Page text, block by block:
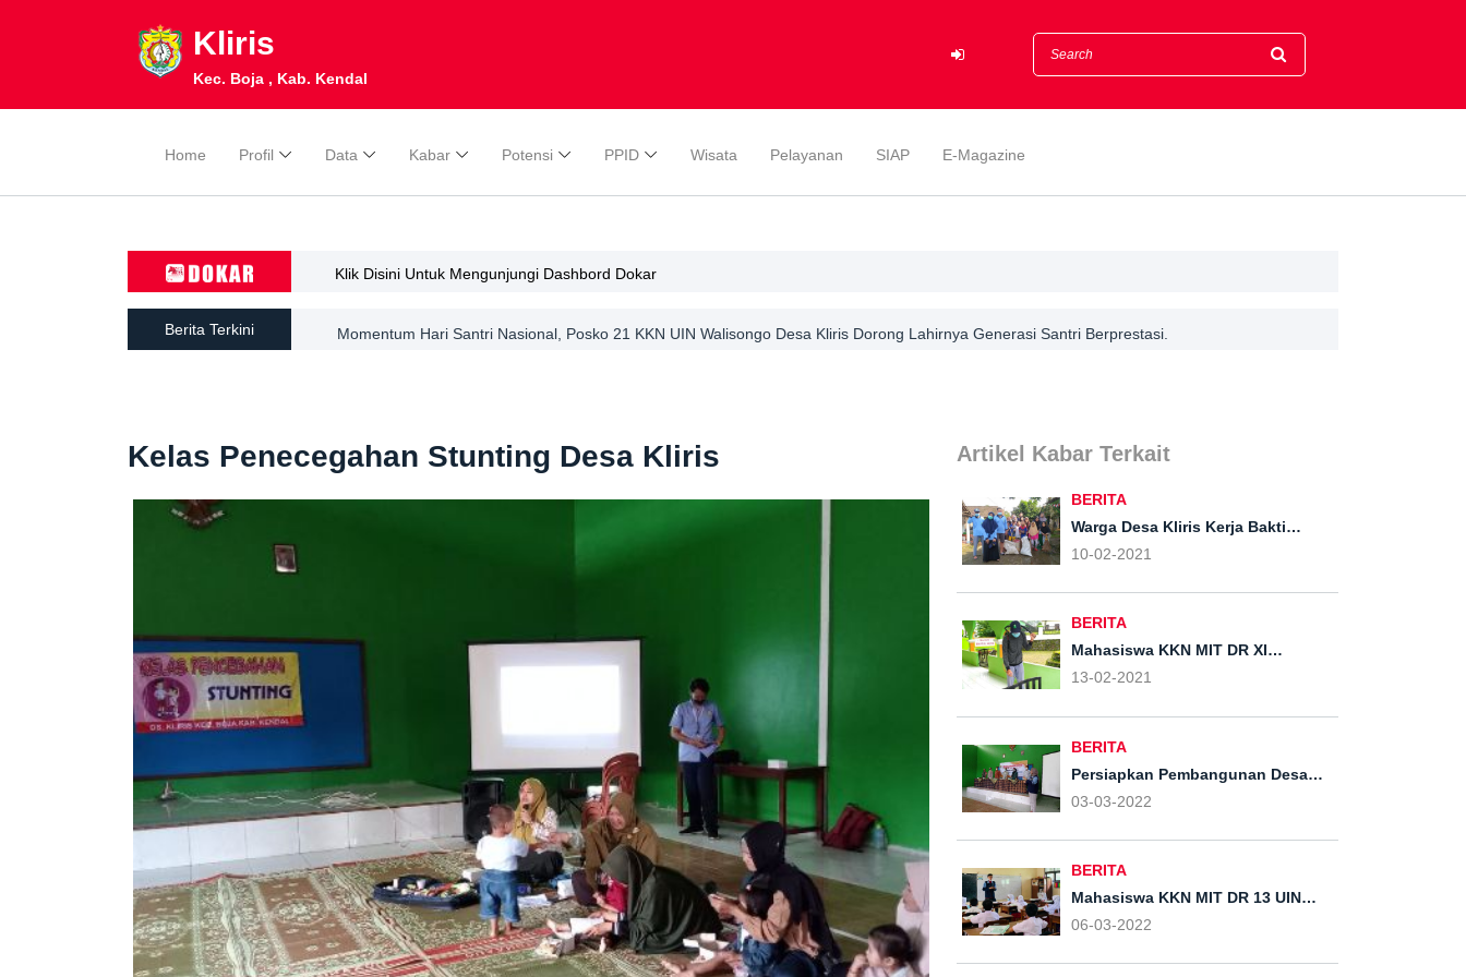
Kliris
Kec. Boja , Kab. Kendal
Home Profil Data Kabar Potensi PPID Wisata Pelayanan SIAP E-Magazine
Klik Disini Untuk Mengunjungi Dashbord Dokar
Berita Terkini Momentum Hari Santri Nasional, Posko 21 KKN UIN Walisongo Desa Kliris Dorong Lahirnya Generasi Santri Berprestasi.
Kelas Penecegahan Stunting Desa Kliris Artikel Kabar Terkait
BERITA
Warga Desa Kliris Kerja Bakti
Kelompok 56 UIN Walisongo
Lingkungan Sekitar
10-02-2021
BERITA
Mahasiswa KKN MIT DR XI
Kelompok 56 UIN Walisongo
Semarang Menyemprotkan
Sepanjang Jalan Desa Kliris
13-02-2021
BERITA
Persiapkan Pembangunan Desa
Kliris Lakukan Musrenbangdes.
03-03-2022
BERITA
Mahasiswa KKN MIT DR 13 UIN
Pendidikan di Desa Kliris
06-03-2022